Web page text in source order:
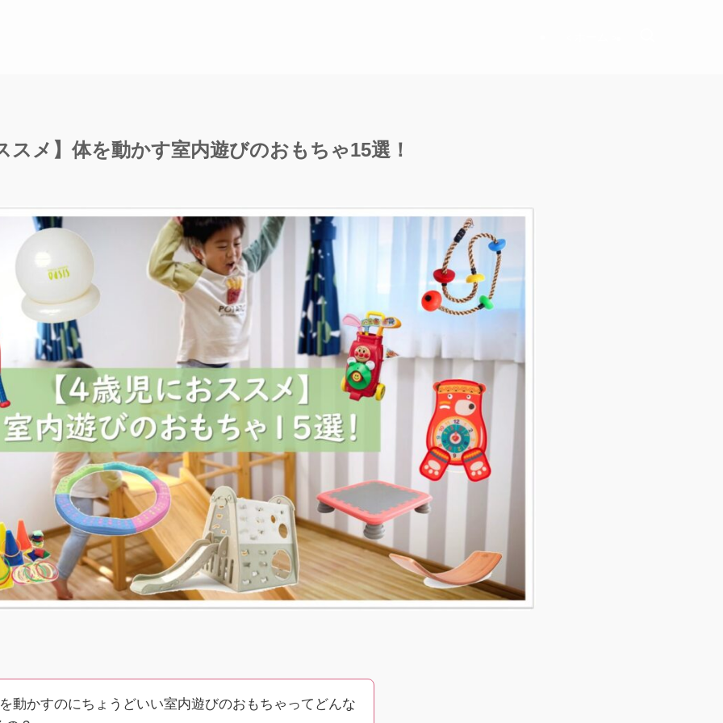
スメ】体を動かす室内遊びのおもちゃ15選！
動かすのにちょうどいい室内遊びのおもちゃってどんな